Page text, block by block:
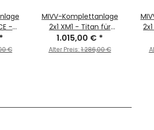
-
-
>
*
€
MIVV-Komplettanlage
2x1 XM1 - Titan für
APRILIA - TUONO 660 BJ.
2021 > 2024 -
1.015,00 € *
Alter Preis:1.286,00 €